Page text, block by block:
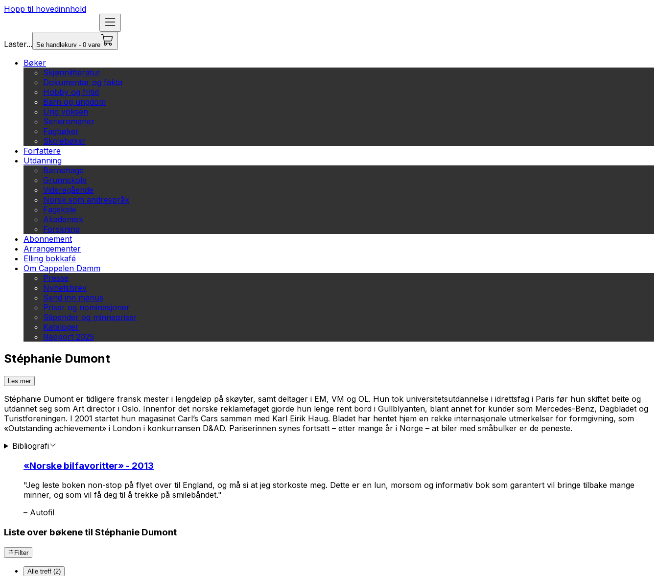
Hopp til hovedinnhold
Laster... Se handlekurv - 0 vare
Bøker
Skjønnlitteratur
Dokumentar og fakta
Hobby og fritid
Barn og ungdom
Ung voksen
Serieromaner
Fagbøker
Skolebøker
Forfattere
Utdanning
Barnehage
Grunnskole
Videregående
Norsk som andrespråk
Fagskole
Akademisk
Forskning
Abonnement
Arrangementer
Elling bokkafé
Om Cappelen Damm
Presse
Nyhetsbrev
Send inn manus
Priser og nominasjoner
Stipender og minnepriser
Kataloger
Rapport 2025
Stéphanie Dumont
Les mer
Stéphanie Dumont er tidligere fransk mester i lengdeløp på skøyter, samt deltager i EM, VM og OL. Hun tok universitetsutdannelse i idrettsfag i Paris før hun skiftet beite og
utdannet seg som Art director i Oslo. Innenfor det norske reklamefaget gjorde hun lenge rent bord i Gullblyanten, blant annet for kunder som Mercedes-Benz, Dagbladet og
Turistforeningen. I 2001 startet hun magasinet Carl’s Cars sammen med Karl Eirik Haug. Bladet har hentet hjem en rekke internasjonale utmerkelser for formgivning, som
«Outstanding achievement» i London i konkurransen D&AD. Pariserinnen synes fortsatt – etter mange år i Norge – at biler med småbulker er de peneste.
Bibliografi
«Norske bilfavoritter» - 2013
"Jeg leste boken non-stop på flyet over til England, og må si at jeg storkoste meg. Dette er en lun, morsom og informativ bok som garantert vil bringe tilbake mange
minner, og som vil få deg til å trekke på smilebåndet."
– Autofil
Liste over bøkene til Stéphanie Dumont
Filter
Alle treff (2)